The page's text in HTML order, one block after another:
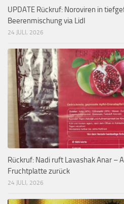
UPDATE Rückruf: Noroviren in
Beerenmischung via Lidl
24 JULI, 2026
Rückruf: Nadi ruft Lavashak Anar –
Fruchtplatte zurück
24 JULI, 2026